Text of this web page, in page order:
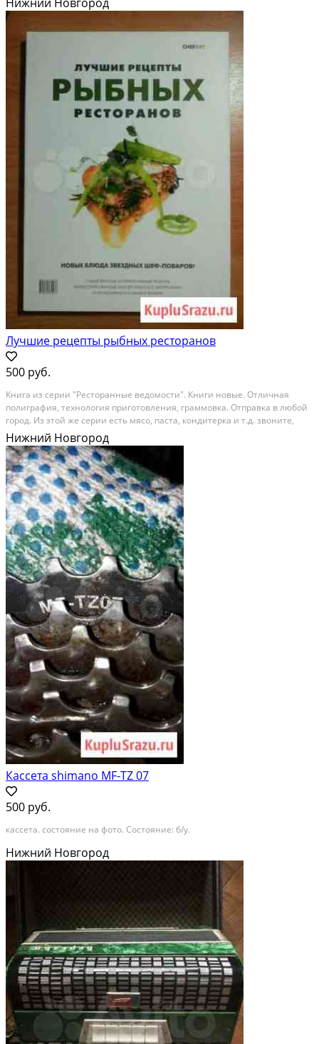
Лучшие рецепты рыбных ресторанов
500 руб.
Книга из серии "Ресторанные ведомости". Книги новые. Отличная
полиграфия, технология приготовления, граммовка. Отправка в любой
город. Из этой же серии есть мясо, паста, кондитерка и т.д. звоните,
пишите уточняйте Скидки от количества Состояние: новое.
Нижний Новгород
Кассета shimano MF-TZ 07
500 руб.
кассета. состояние на фото. Состояние: б/у.
Нижний Новгород